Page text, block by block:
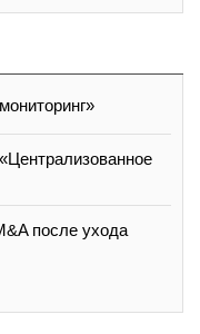
после ухода